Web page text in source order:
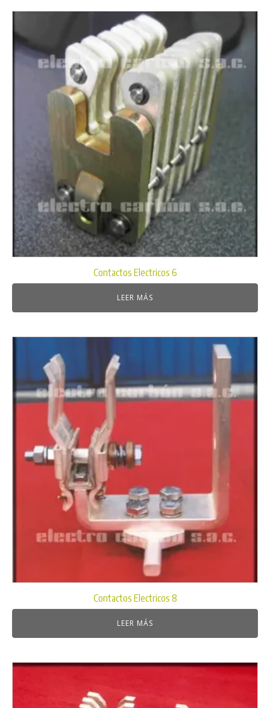
Contactos Electricos 6
LEER MÁS
Contactos Electricos 8
LEER MÁS